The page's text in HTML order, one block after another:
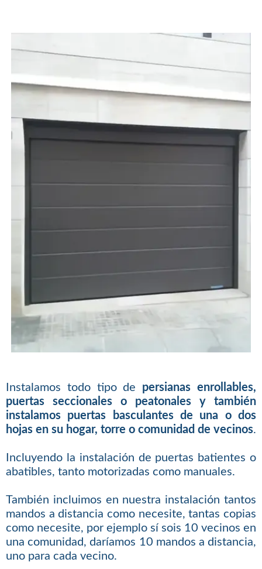
Instalamos todo tipo de persianas enrollables,
puertas seccionales o peatonales y también
instalamos puertas basculantes de una o dos
hojas en su hogar, torre o comunidad de vecinos.
Incluyendo la instalación de puertas batientes o
abatibles, tanto motorizadas como manuales.
También incluimos en nuestra instalación tantos
mandos a distancia como necesite, tantas copias
como necesite, por ejemplo sí sois 10 vecinos en
una comunidad, daríamos 10 mandos a distancia,
uno para cada vecino.